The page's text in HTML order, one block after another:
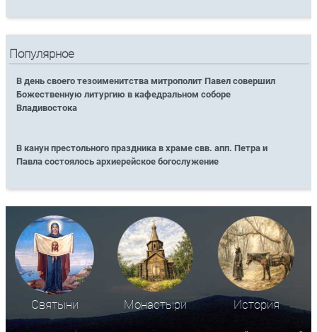
Популярное
В день своего тезоименитства митрополит Павел совершил
Божественную литургию в кафедральном соборе
Владивостока
В канун престольного праздника в храме свв. апп. Петра и
Павла состоялось архиерейское богослужение
Святыни Монастыри История